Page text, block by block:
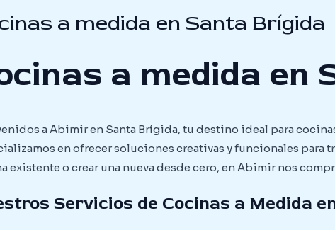
a medida en Santa Brígida
a medida en
a Abimir en Santa Brígida, tu destino ideal para
en ofrecer soluciones creativas y funcionales para
existente o crear una nueva desde cero, en Abimir nos
Servicios de Cocinas a Medida